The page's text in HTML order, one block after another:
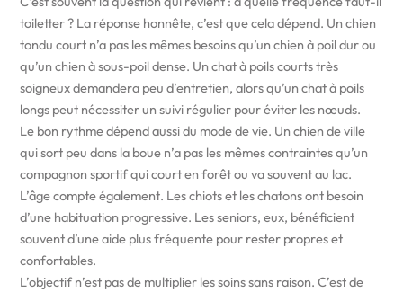
toiletter ? La réponse honnête, c’est que cela dépend. Un chien
tondu court n’a pas les mêmes besoins qu’un chien à poil dur ou
qu’un chien à sous-poil dense. Un chat à poils courts très
soigneux demandera peu d’entretien, alors qu’un chat à poils
longs peut nécessiter un suivi régulier pour éviter les nœuds.
Le bon rythme dépend aussi du mode de vie. Un chien de ville
qui sort peu dans la boue n’a pas les mêmes contraintes qu’un
compagnon sportif qui court en forêt ou va souvent au lac.
L’âge compte également. Les chiots et les chatons ont besoin
d’une habituation progressive. Les seniors, eux, bénéficient
souvent d’une aide plus fréquente pour rester propres et
confortables.
L’objectif n’est pas de multiplier les soins sans raison. C’est de